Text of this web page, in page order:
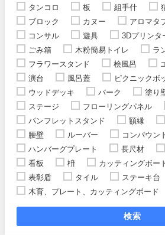
タンコロ
板 組手什
ブロック
カヌー アロマタ
コンサル
遊具 3Dプリンタ
ごみ箱
木粉簡易トイレ
ラ
フラワースタンド
桧風呂
演台
風呂蓋
ピクニックボ
ウッドデッキ
バーク 塗り
ステージ
フローリングパネル
パンフレットスタンド
額縁
腰壁
ルーバー
コンパウン
ハンバーグプレート
長尺材
看板
枡 カッティングボー
表彰盾
タイル ステーキ台
木育、プレート、カッティングボード
検索